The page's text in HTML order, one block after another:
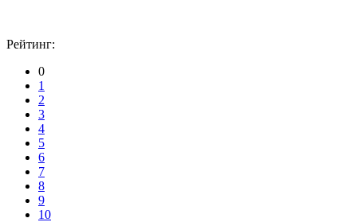
Рейтинг:
0
1
2
3
4
5
6
7
8
9
10